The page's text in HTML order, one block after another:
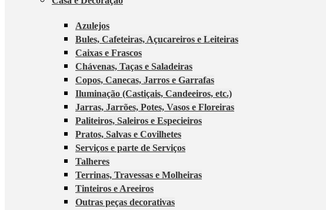
Azulejos
Bules, Cafeteiras, Açucareiros e Leiteiras
Caixas e Frascos
Chávenas, Taças e Saladeiras
Copos, Canecas, Jarros e Garrafas
Iluminação (Castiçais, Candeeiros, etc.)
Jarras, Jarrões, Potes, Vasos e Floreiras
Paliteiros, Saleiros e Especieiros
Pratos, Salvas e Covilhetes
Serviços e parte de Serviços
Talheres
Terrinas, Travessas e Molheiras
Tinteiros e Areeiros
Outras peças decorativas